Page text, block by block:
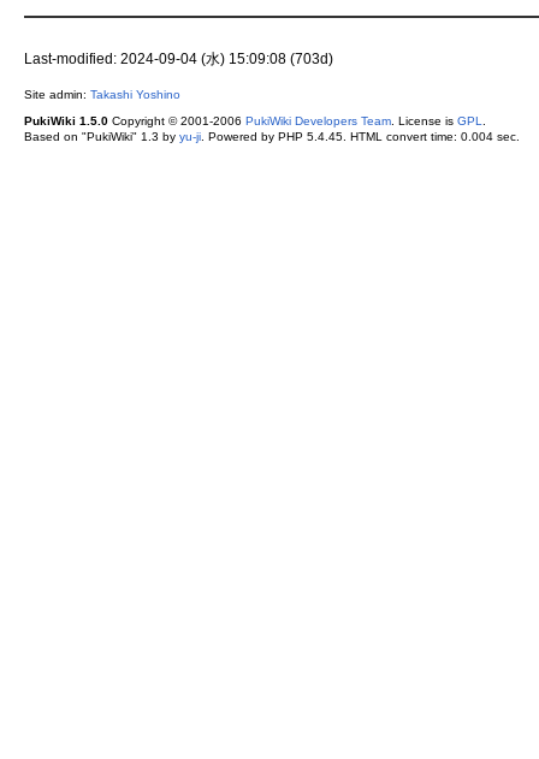
Last-modified: 2024-09-04 (水) 15:09:08 (703d)
Site admin: Takashi Yoshino
PukiWiki 1.5.0Copyright © 2001-2006 PukiWiki Developers Team. License is GPL
Based on "PukiWiki" 1.3 by yu-ji. Powered by PHP 5.4.45. HTML convert time: 0.004 sec.